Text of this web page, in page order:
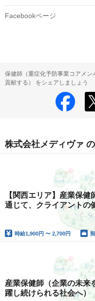
Facebookページ
保健師（重症化予防事業コアメ
貢献する） をシェアしましょう
株式会社メディヴァ
【関西エリア】産業保
通じて、クライアントの
時給1,900円 〜 2,700円
産業保健師（企業の未来
躍し続けられる社会へ）